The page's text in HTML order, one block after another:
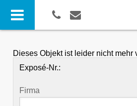
Dieses Objekt ist leider nicht mehr
Exposé-Nr.:
Firma